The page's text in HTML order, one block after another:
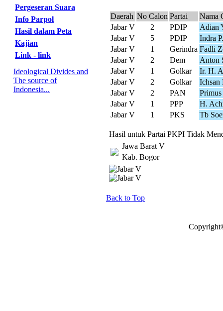
Pergeseran Suara
Info Parpol
Hasil dalam Peta
Kajian
Link - link
Ideological Divides and
The source of
Indonesia...
Daerah No Calon Partai
Nama
Jabar V
2 PDIP
Adian
Jabar V
5 PDIP
Indra
Jabar V
1 Gerindra Fadli
Jabar V
2 Dem
Anton
Jabar V
1 Golkar
Ir. H.
Jabar V
2 Golkar
Ichsan
Jabar V
2 PAN
Jabar V
1 PPP
H.
Jabar V
1 PKS Tb
Hasil untuk Partai PKPI Tidak
Jawa Barat V
Kab. Bogor
Back to Top